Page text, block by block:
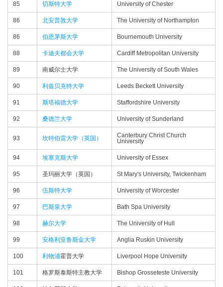
85 切斯特大学 University of Chester
86 北安普敦大学 The University of Northampton
86 伯恩茅斯大学 Bournemouth University
88 卡迪夫都会大学 Cardiff Metropolitan University
89 南威尔士大学 The University of South Wales
90 利兹贝克特大学 Leeds Beckett University
91 斯塔福德大学 Staffordshire University
92 桑德兰大学 University of Sunderland
93 坎特伯雷大学（英国）
Canterbury Christ Church
University
94 埃塞克斯大学 University of Essex
95 圣玛丽大学（英国） St Mary's University, Twickenham
96 伍斯特大学 University of Worcester
97 巴斯泉大学 Bath Spa University
98 赫尔大学 The University of Hull
99 安格利亚鲁斯金大学 Anglia Ruskin University
100 利物浦霍普大学 Liverpool Hope University
101 格罗斯泰斯特主教大学 Bishop Grosseteste University